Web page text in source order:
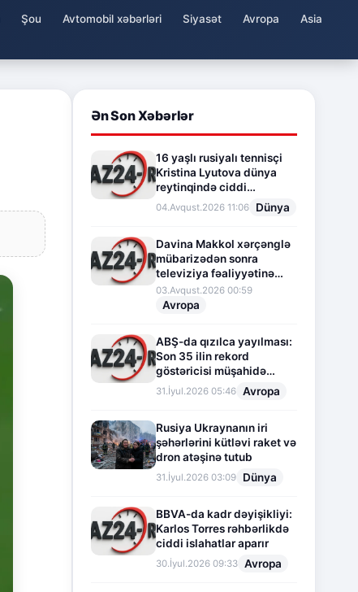
Şou Avtomobil xəbərləri Siyasət Avropa
Asia
Ən Son Xəbərlər
16 yaşlı rusiyalı tennisçi
Kristina Lyutova dünya
reytinqində ciddi
irəliləyişə imza atdı
04.Avqust.2026 11:06 Dünya
Davina Makkol xərçənglə
mübarizədən sonra
televiziya fəaliyyətinə
fasilə verir
03.Avqust.2026 00:59
Avropa
ABŞ-da qızılca yayılması:
Son 35 ilin rekord
göstəricisi müşahidə
olunur
31.İyul.2026 05:46 Avropa
Rusiya Ukraynanın iri
şəhərlərini kütləvi raket və
dron atəşinə tutub
31.İyul.2026 03:09 Dünya
BBVA-da kadr dəyişikliyi:
Karlos Torres rəhbərlikdə
ciddi islahatlar aparır
30.İyul.2026 09:33 Avropa